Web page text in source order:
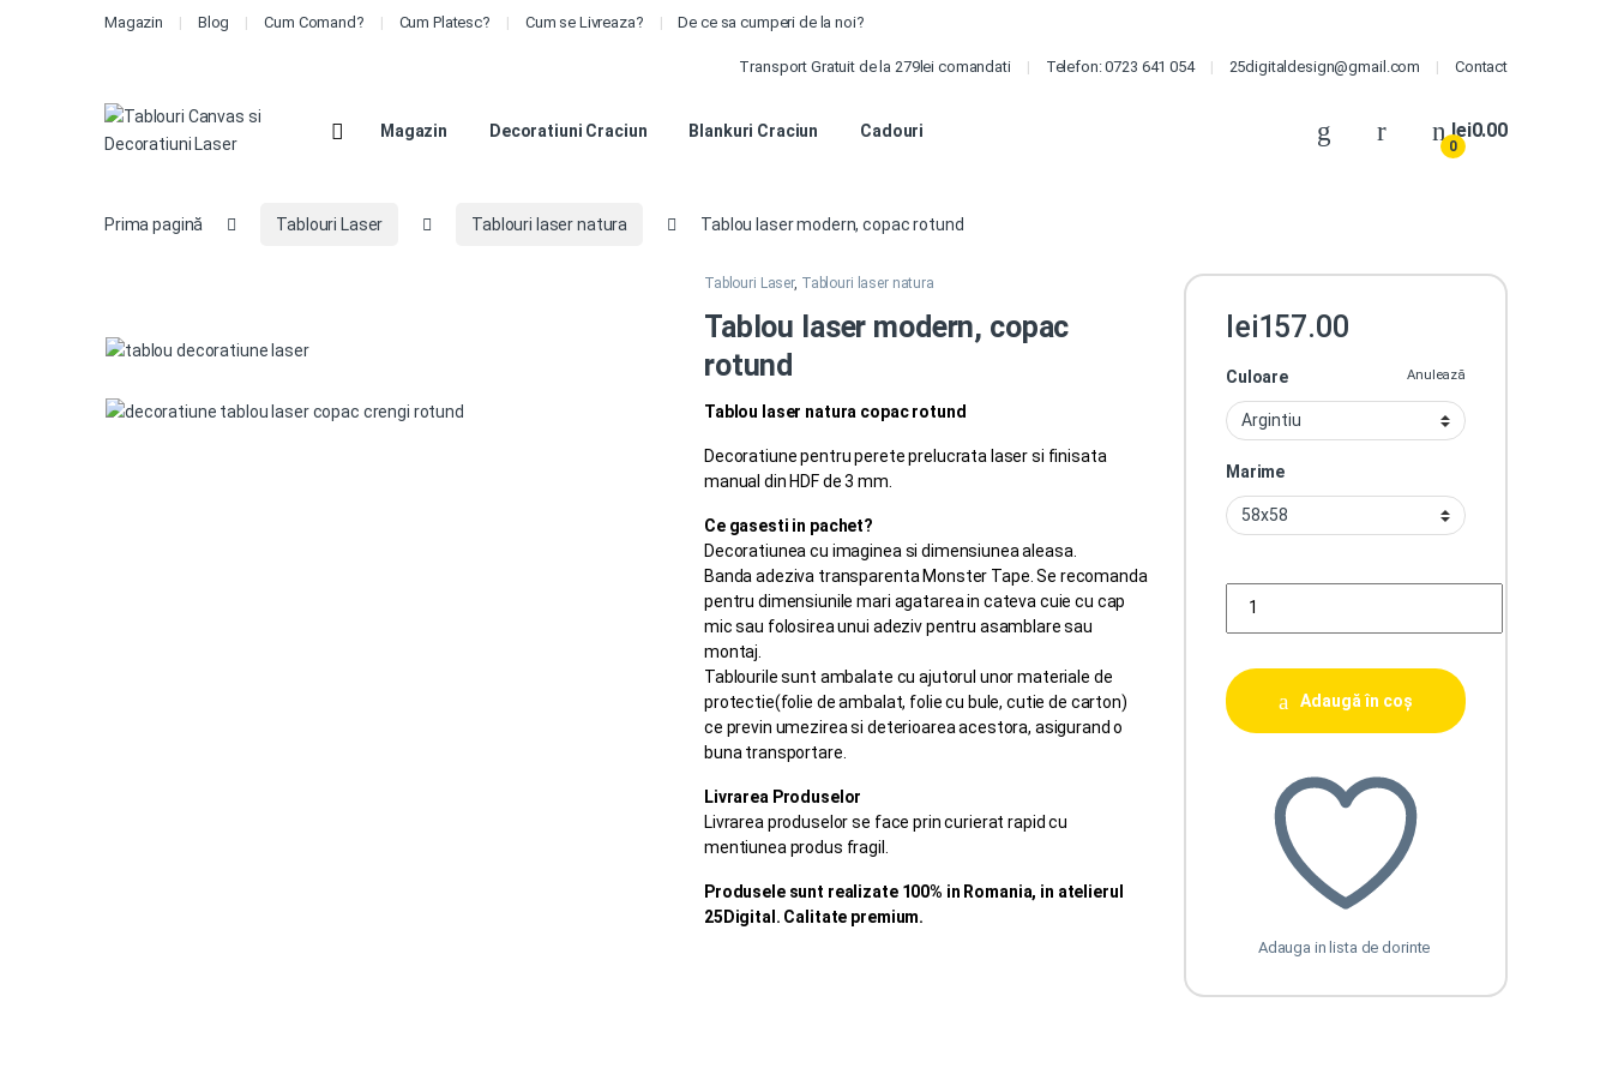
Magazin Blog Cum Comand? Cum Platesc? Cum se Livreaza? De ce sa cumperi de la noi?
Transport Gratuit de la 279lei comandati Telefon: 0723 641 054 25digitaldesign@gmail.com Contact
Magazin Decoratiuni Craciun Blankuri Craciun Cadouri
0
lei0.00
Prima pagină Tablouri Laser Tablouri laser natura Tablou laser modern, copac rotund
Tablouri Laser, Tablouri laser natura
Tablou laser modern, copac
rotund
Tablou laser natura copac rotund
Decoratiune pentru perete prelucrata laser si finisata
manual din HDF de 3 mm.
Ce gasesti in pachet?
Decoratiunea cu imaginea si dimensiunea aleasa.
Banda adeziva transparenta Monster Tape. Se recomanda
pentru dimensiunile mari agatarea in cateva cuie cu cap
mic sau folosirea unui adeziv pentru asamblare sau
montaj.
Tablourile sunt ambalate cu ajutorul unor materiale de
protectie(folie de ambalat, folie cu bule, cutie de carton)
ce previn umezirea si deterioarea acestora, asigurand o
buna transportare.
Livrarea Produselor
Livrarea produselor se face prin curierat rapid cu
mentiunea produs fragil.
Produsele sunt realizate 100% in Romania, in atelierul
25Digital. Calitate premium.
lei157.00
Culoare
Marime
Anulează
Adaugă în coș
Adauga in lista de dorinte